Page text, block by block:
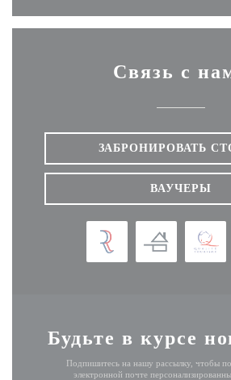
Связь с
ЗАБРОНИРОВАТЬ
ВАУЧЕРЫ
Будьте в курсе
Подпишитесь на нашу рассылку, чтобы
электронной почте